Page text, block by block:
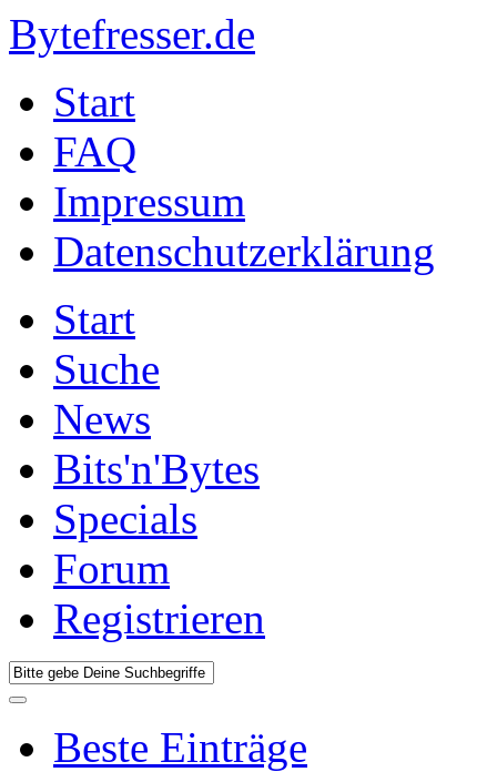
Bytefresser.de
Start
FAQ
Impressum
Datenschutzerklärung
Start
Suche
News
Bits'n'Bytes
Specials
Forum
Registrieren
Beste Einträge